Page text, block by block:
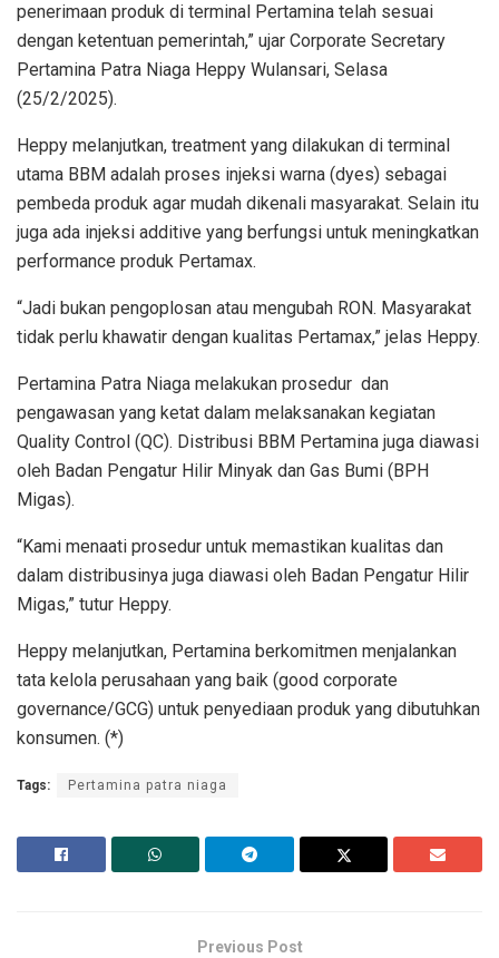
penerimaan produk di terminal Pertamina telah sesuai
dengan ketentuan pemerintah,” ujar Corporate Secretary
Pertamina Patra Niaga Heppy Wulansari, Selasa
(25/2/2025).
Heppy melanjutkan, treatment yang dilakukan di terminal
utama BBM adalah proses injeksi warna (dyes) sebagai
pembeda produk agar mudah dikenali masyarakat. Selain itu
juga ada injeksi additive yang berfungsi untuk meningkatkan
performance produk Pertamax.
“Jadi bukan pengoplosan atau mengubah RON. Masyarakat
tidak perlu khawatir dengan kualitas Pertamax,” jelas Heppy.
Pertamina Patra Niaga melakukan prosedur dan
pengawasan yang ketat dalam melaksanakan kegiatan
Quality Control (QC). Distribusi BBM Pertamina juga diawasi
oleh Badan Pengatur Hilir Minyak dan Gas Bumi (BPH
Migas).
“Kami menaati prosedur untuk memastikan kualitas dan
dalam distribusinya juga diawasi oleh Badan Pengatur Hilir
Migas,” tutur Heppy.
Heppy melanjutkan, Pertamina berkomitmen menjalankan
tata kelola perusahaan yang baik (good corporate
governance/GCG) untuk penyediaan produk yang dibutuhkan
konsumen. (*)
Tags: Pertamina patra niaga
Previous Post